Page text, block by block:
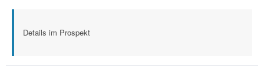
Details im Prospekt